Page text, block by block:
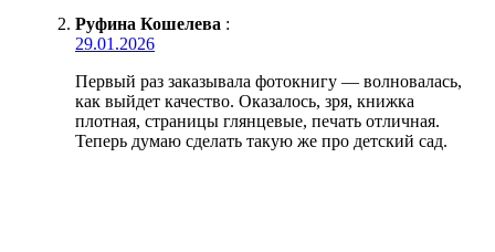
Руфина Кошелева :
29.01.2026
Первый раз заказывала фотокнигу — волновалась,
как выйдет качество. Оказалось, зря, книжка
плотная, страницы глянцевые, печать отличная.
Теперь думаю сделать такую же про детский сад.